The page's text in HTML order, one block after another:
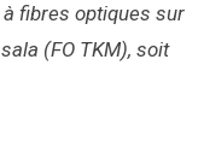
fibres optiques sur
(FO TKM), soit